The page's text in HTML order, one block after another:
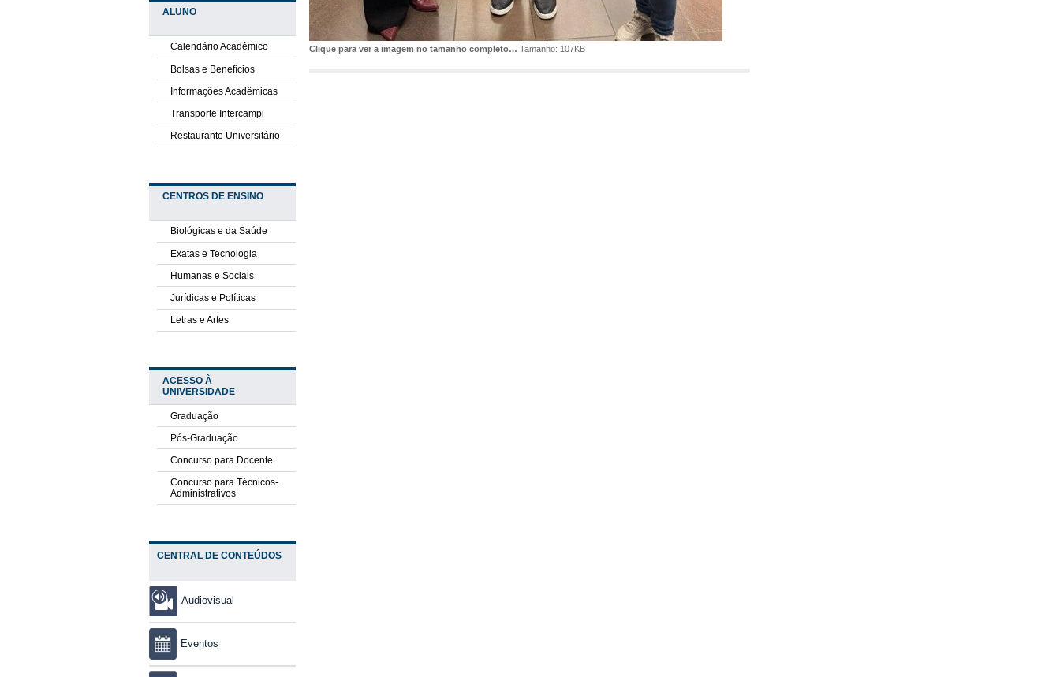
ALUNO
Calendário Acadêmico
Bolsas e Benefícios
Informações Acadêmicas
Transporte Intercampi
Restaurante Universitário
CENTROS DE ENSINO
Biológicas e da Saúde
Exatas e Tecnologia
Humanas e Sociais
Jurídicas e Políticas
Letras e Artes
ACESSO À
UNIVERSIDADE
Graduação
Pós-Graduação
Concurso para Docente
Concurso para Técnicos-
Administrativos
CENTRAL DE CONTEÚDOS
Audiovisual
Eventos
Clique para ver a imagem no tamanho completo… Tamanho: 107KB